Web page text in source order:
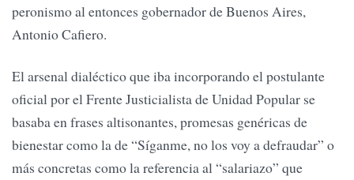
peronismo al entonces gobernador de Buenos Aires,
Antonio Cafiero.
El arsenal dialéctico que iba incorporando el postulante
oficial por el Frente Justicialista de Unidad Popular se
basaba en frases altisonantes, promesas genéricas de
bienestar como la de “Síganme, no los voy a defraudar” o
más concretas como la referencia al “salariazo” que